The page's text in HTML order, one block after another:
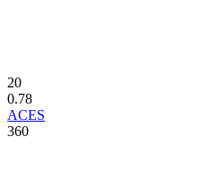
20
0.78
ACES
360